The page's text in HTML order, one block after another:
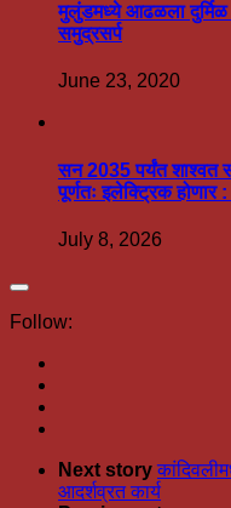
मुलुंडमध्ये आढळला दुर्मिळ
समुद्रसर्प
June 23, 2020
सन 2035 पर्यंत शाश्वत
पूर्णतः इलेक्ट्रिक होणार
July 8, 2026
Follow:
Next story
आदर्शव्रत कार्य